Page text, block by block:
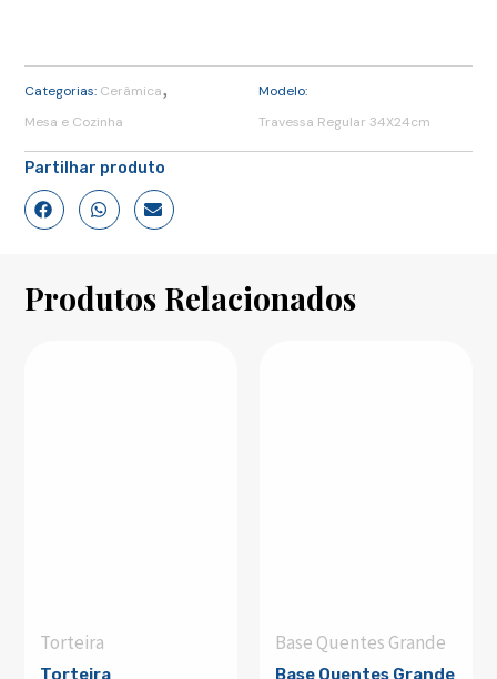
Categorias: Cerâmica,
Mesa e Cozinha
Modelo:
Travessa Regular 34X24cm
Partilhar produto
Produtos Relacionados
Torteira
Torteira
Base Quentes Grande
Base Quentes Grande